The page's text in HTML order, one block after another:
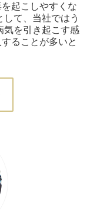
起こしやすくな
て、当社ではう
気を引き起こす感
ることが多いと